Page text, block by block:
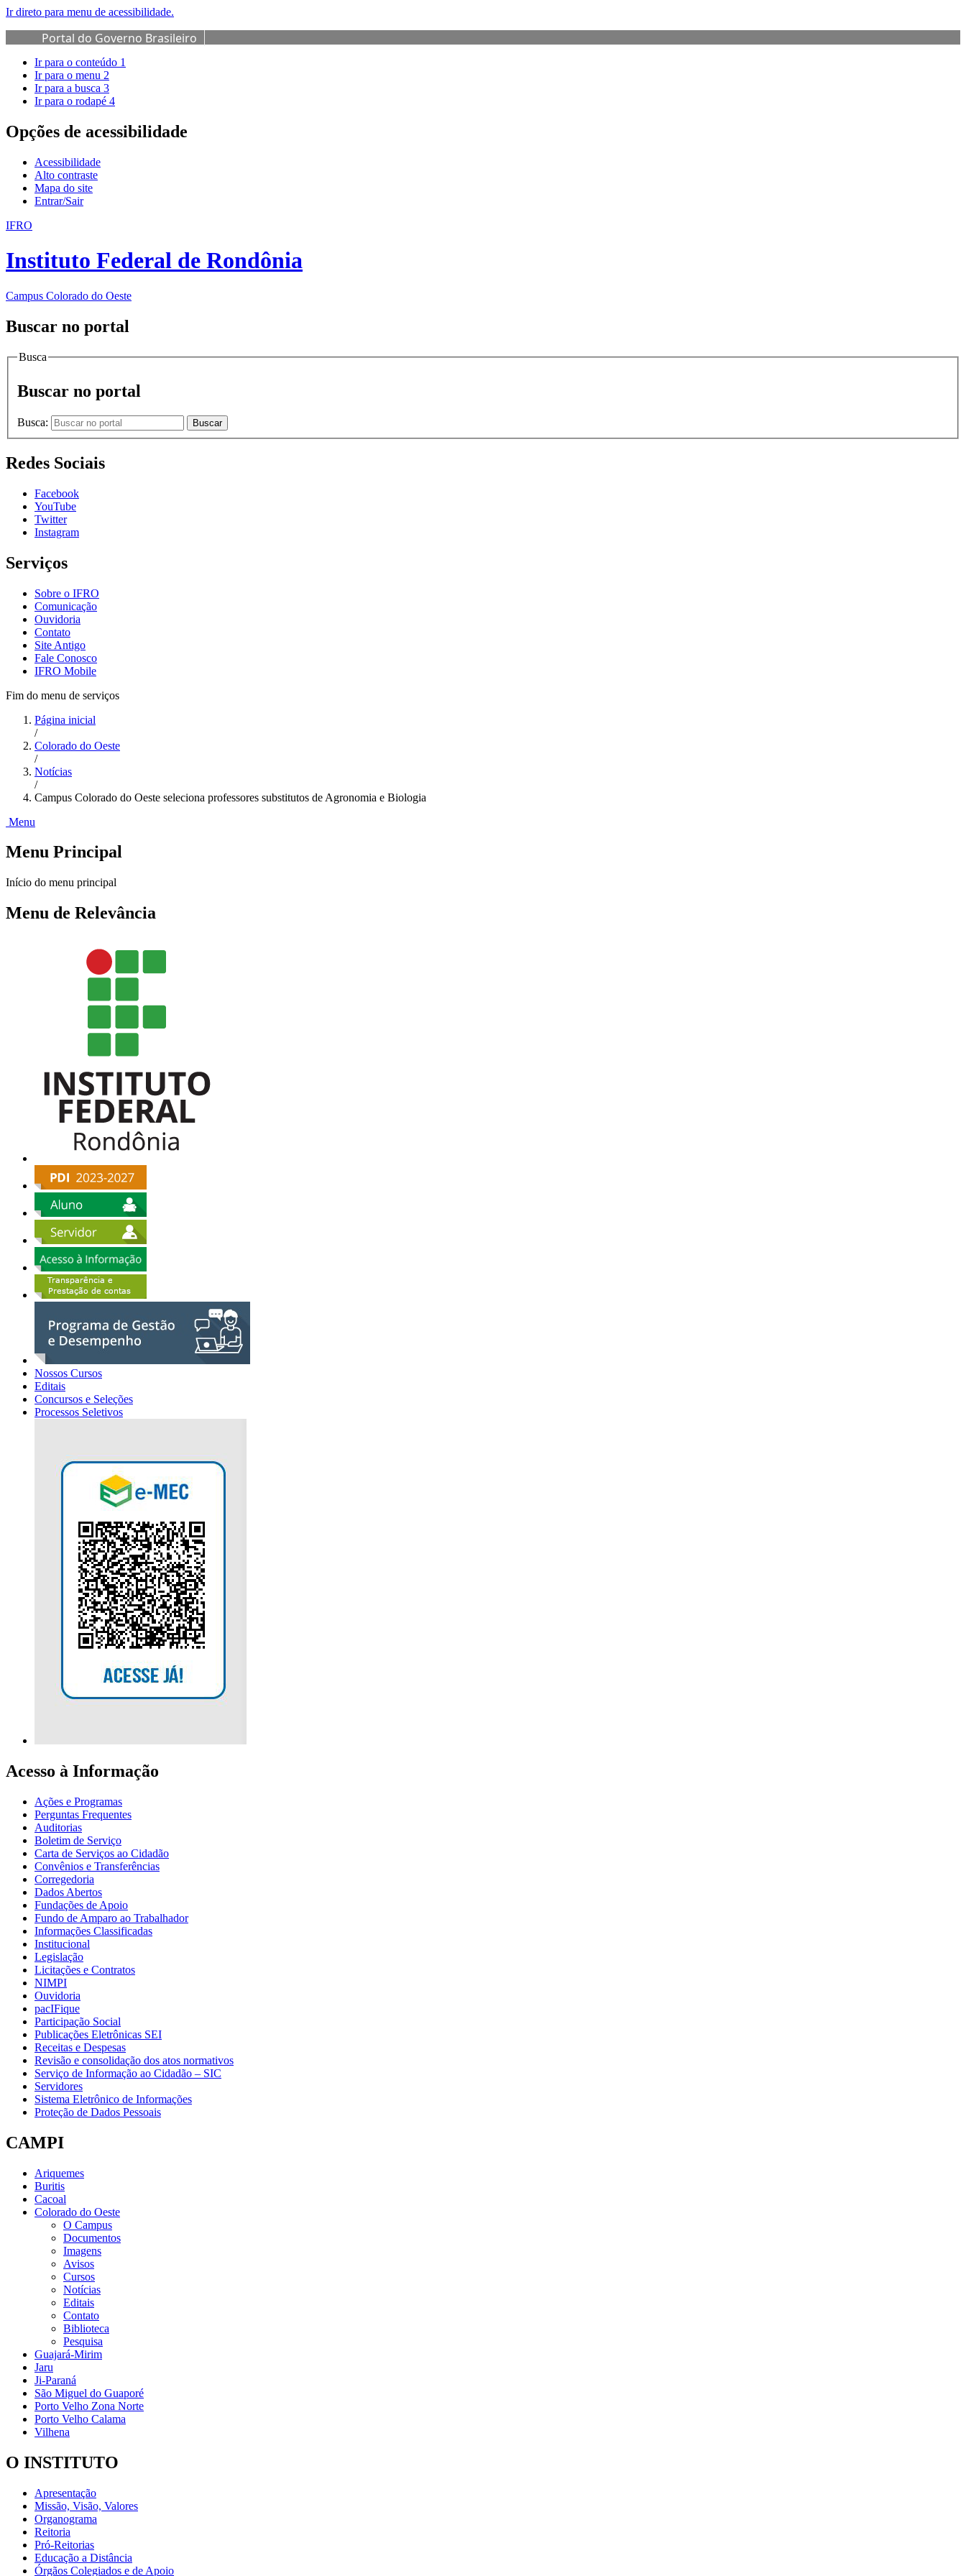
Ir direto para menu de acessibilidade.
Portal do Governo Brasileiro
Ir para o conteúdo 1
Ir para o menu 2
Ir para a busca 3
Ir para o rodapé 4
Opções de acessibilidade
Acessibilidade
Alto contraste
Mapa do site
Entrar/Sair
IFRO
Instituto Federal de Rondônia
Campus Colorado do Oeste
Buscar no portal
Busca
Buscar no portal
Busca: Buscar
Redes Sociais
Facebook
YouTube
Twitter
Instagram
Serviços
Sobre o IFRO
Comunicação
Ouvidoria
Contato
Site Antigo
Fale Conosco
IFRO Mobile
Fim do menu de serviços
Página inicial
/
Colorado do Oeste
/
Notícias
/
Campus Colorado do Oeste seleciona professores substitutos de Agronomia e Biologia
Menu
Menu Principal
Início do menu principal
Menu de Relevância
Nossos Cursos
Editais
Concursos e Seleções
Processos Seletivos
Acesso à Informação
Ações e Programas
Perguntas Frequentes
Auditorias
Boletim de Serviço
Carta de Serviços ao Cidadão
Convênios e Transferências
Corregedoria
Dados Abertos
Fundações de Apoio
Fundo de Amparo ao Trabalhador
Informações Classificadas
Institucional
Legislação
Licitações e Contratos
NIMPI
Ouvidoria
pacIFique
Participação Social
Publicações Eletrônicas SEI
Receitas e Despesas
Revisão e consolidação dos atos normativos
Serviço de Informação ao Cidadão – SIC
Servidores
Sistema Eletrônico de Informações
Proteção de Dados Pessoais
CAMPI
Ariquemes
Buritis
Cacoal
Colorado do Oeste
O Campus
Documentos
Imagens
Avisos
Cursos
Notícias
Editais
Contato
Biblioteca
Pesquisa
Guajará-Mirim
Jaru
Ji-Paraná
São Miguel do Guaporé
Porto Velho Zona Norte
Porto Velho Calama
Vilhena
O INSTITUTO
Apresentação
Missão, Visão, Valores
Organograma
Reitoria
Pró-Reitorias
Educação a Distância
Órgãos Colegiados e de Apoio